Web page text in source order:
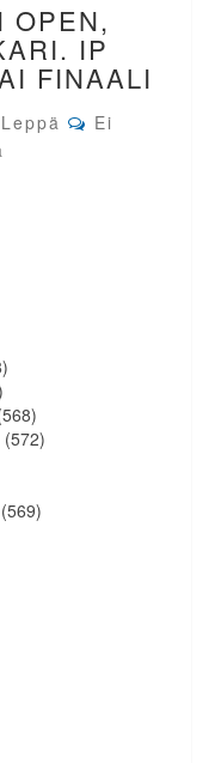
OPEN,
IP
FINAALI
Comments
Ei
(572)
(569)